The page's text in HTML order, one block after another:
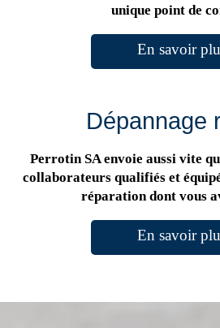
unique point de
En savoir
Dépannage
Perrotin SA envoie aussi vite
collaborateurs qualifiés et
réparation dont vous
En savoir